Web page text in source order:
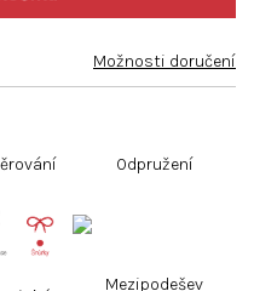
Možnosti doručení
Odpružení
Mezipodešev